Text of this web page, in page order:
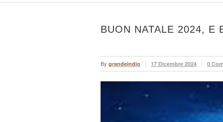
BUON NATALE 2024, E
By grandeindio 17 Dicembre 2024 0